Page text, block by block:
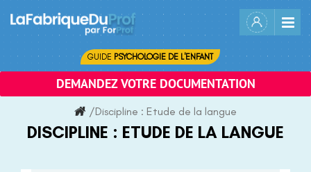
content
GUIDE PSYCHOLOGIE DE L'ENFANT
DEMANDEZ VOTRE DOCUMENTATION
/Discipline : Etude de la langue
DISCIPLINE : ETUDE DE LA LANGUE